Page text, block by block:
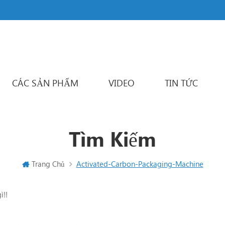
CÁC SẢN PHẨM VIDEO TIN TỨC
Tìm Kiếm
Trang Chủ Activated-Carbon-Packaging-Machine